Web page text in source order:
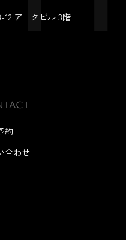
アークビル 3階
約
合わせ